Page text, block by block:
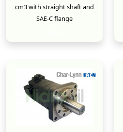
cm3 with straight shaft and
SAE-C flange